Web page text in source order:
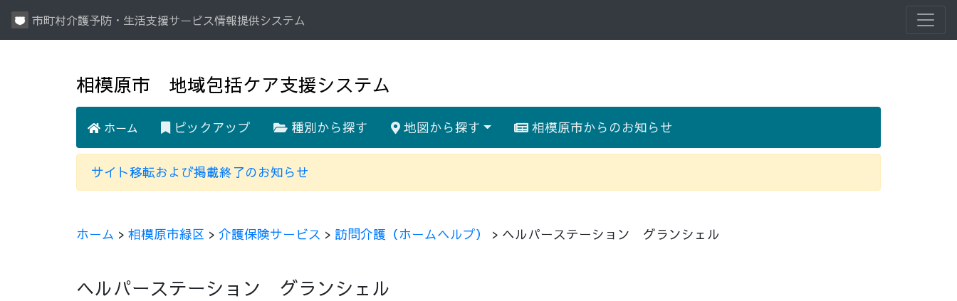
市町村介護予防・生活支援サービス情報提供システム
相模原市 地域包括ケア支援システム
ホーム ピックアップ 種別から探す 地図から探す 相模原市からのお知らせ
サイト移転および掲載終了のお知らせ
ホーム > 相模原市緑区 > 介護保険サービス > 訪問介護（ホームヘルプ） > ヘルパーステーション グランシェル
ヘルパーステーション グランシェル